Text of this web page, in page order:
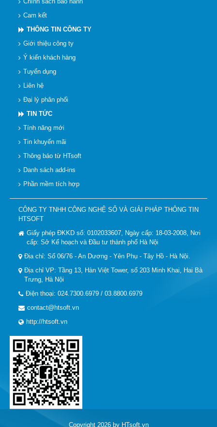
Cam kết
THÔNG TIN CÔNG TY
Giới thiệu công ty
Ý kiến khách hàng
Tuyển dụng
Liên hệ
Đại lý phân phối
TIN TỨC
Tính năng mới
Tin khuyến mãi
Thông báo từ HTsoft
Danh sách add-ins
Phần mềm tích hợp
CÔNG TY TNHH CÔNG NGHỆ SỐ VÀ GIẢI PHÁP THÔNG TIN
HTSOFT
Giấy phép ĐKKD số: 0102033607, Ngày cấp: 18-03-2008, Nơi
cấp: Sở Kế hoạch và Đầu tư thành phố Hà Nội
Địa chỉ: Số 06/76 - An Dương - Yên Phụ - Tây Hồ - Hà Nội.
Địa chỉ VP: Tầng 13, Hàn Việt Tower, số 203 Minh Khai, Hai Bà
Trưng, Hà Nội
Điện thoại: 024.7300.6979 / 03.8800.6979
contact@htsoft.vn
http://htsoft.vn
Copyright 2026 by HTsoft.vn